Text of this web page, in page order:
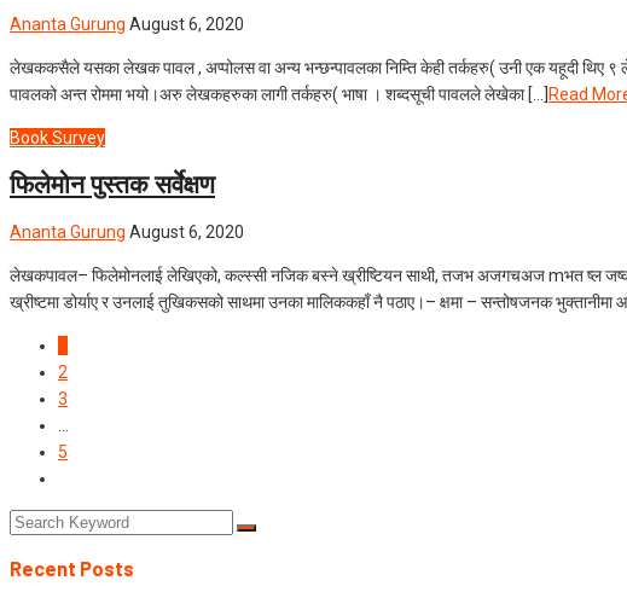
Ananta Gurung August 6, 2020
लेखककसैले यसका लेखक पावल , अप्पोलस वा अन्य भन्छन्पावलका निम्ति केही तर्कहरु( उनी एक यहूदी थिए ९
पावलको अन्त रोममा भयो।अरु लेखकहरुका लागी तर्कहरु( भाषा । शब्दसूची पावलले लेखेका […]Read
Book Survey
फिलेमोन पुस्तक सर्वेक्षण
Ananta Gurung August 6, 2020
लेखकपावल– फिलेमोनलाई लेखिएको, कल्स्सी नजिक बस्ने ख्रीष्टियन साथी, तजभ अजगचअज mभत ष्ल जष्क
ख्रीष्टमा डोर्याए र उनलाई तुखिकसको साथमा उनका मालिककहाँ नै पठाए।– क्षमा – सन्तोषजनक
2
3
…
5
Recent Posts